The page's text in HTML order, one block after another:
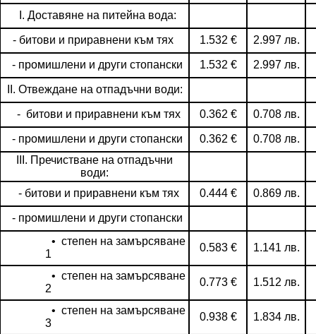
I. Доставяне на питейна вода:
- битови и приравнени към тях 1.532 € 2.997 лв.
- промишлени и други стопански 1.532 € 2.997 лв.
II. Отвеждане на отпадъчни води:
- битови и приравнени към тях 0.362 € 0.708 лв.
- промишлени и други стопански 0.362 € 0.708 лв.
III. Пречистване на отпадъчни
води:
- битови и приравнени към тях
0.444 € 0.869 лв.
- промишлени и други стопански
• степен на замърсяване
1
0.583 € 1.141 лв.
• степен на замърсяване
2
0.773 € 1.512 лв.
• степен на замърсяване
3
0.938 € 1.834 лв.